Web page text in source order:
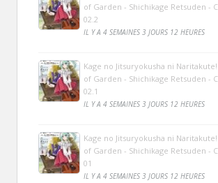
of Garden - Shichikage Retsuden -
02.2
IL Y A 4 SEMAINES 3 JOURS 12 HEURES
Kage no Jitsuryokusha ni
of Garden - Shichikage Retsuden -
02.1
IL Y A 4 SEMAINES 3 JOURS 12 HEURES
Kage no Jitsuryokusha ni
of Garden - Shichikage Retsuden -
01
IL Y A 4 SEMAINES 3 JOURS 12 HEURES